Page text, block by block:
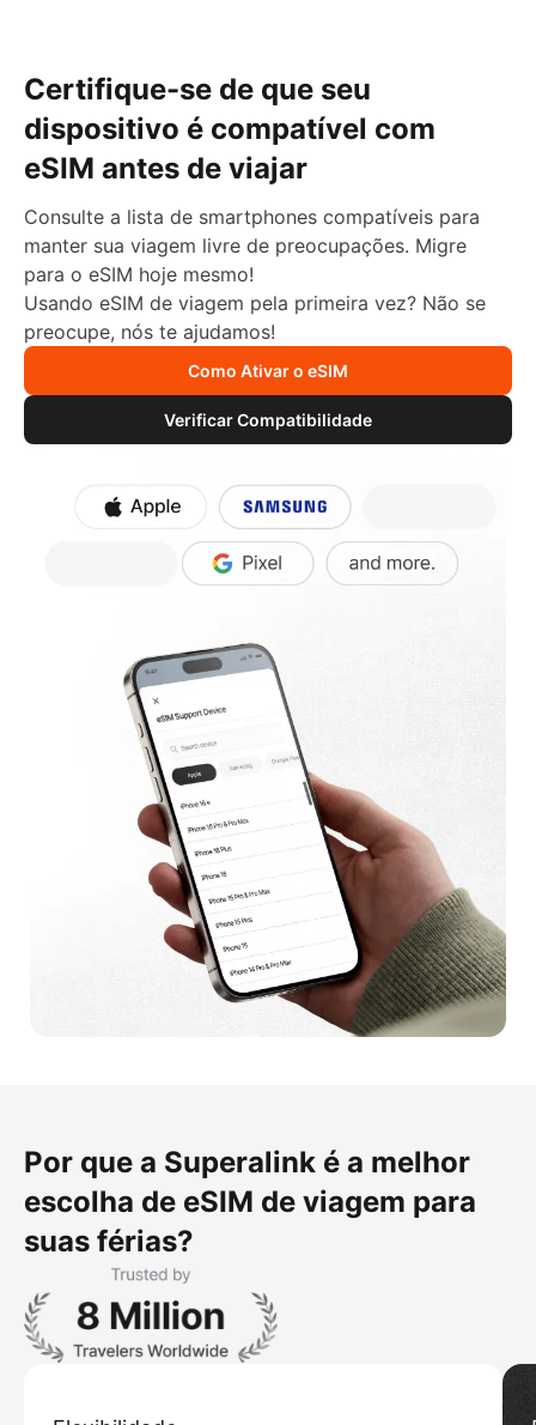
Certifique-se de que seu
dispositivo é compatível com
eSIM antes de viajar
Consulte a lista de smartphones compatíveis para
manter sua viagem livre de preocupações. Migre
para o eSIM hoje mesmo!
Usando eSIM de viagem pela primeira vez? Não se
preocupe, nós te ajudamos!
Como Ativar o eSIM
Verificar Compatibilidade
Por que a Superalink é a melhor
escolha de eSIM de viagem para
suas férias?